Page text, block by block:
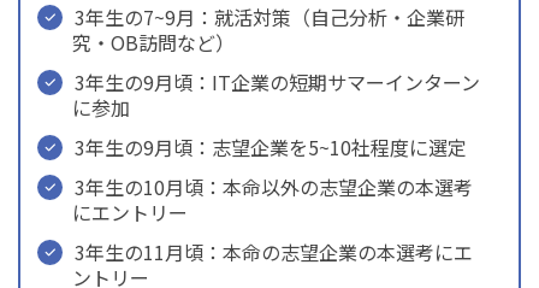
3年生の7~9月：就活対策（自己分析・企業研
究・OB訪問など）
3年生の9月頃：IT企業の短期サマーインターン
に参加
3年生の9月頃：志望企業を5~10社程度に選定
3年生の10月頃：本命以外の志望企業の本選考
にエントリー
3年生の11月頃：本命の志望企業の本選考にエ
ントリー